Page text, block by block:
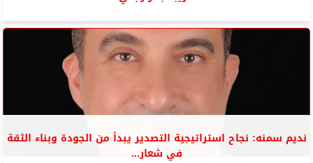
نديم سمنه: نجاح استراتيجية التصدير يبدأ من الجودة وبناء الثقة
في شعار...